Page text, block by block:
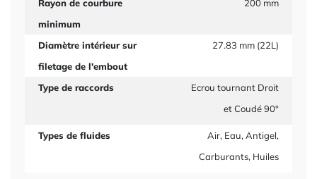
Rayon de courbure
minimum
200 mm
Diamètre intérieur sur
filetage de l'embout
27.83 mm (22L)
Type de raccords
Ecrou tournant Droit
et Coudé 90°
Types de fluides
Air, Eau, Antigel,
Carburants, Huiles